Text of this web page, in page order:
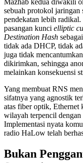
Mazhab kedua diwakili
sebuah protokol jaringan
pendekatan lebih
pasangan kunci elliptic
Destination Hash
tidak ada DHCP, tidak
juga tidak
dikirimkan, sehingga
melainkan konsekuensi
Yang membuat RNS
sifatnya yang agnostik
atas fiber optik,
wilayah terpencil
Implementasi nyata
radio HaLow telah
Bukan